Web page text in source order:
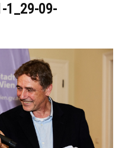
1_29-09-